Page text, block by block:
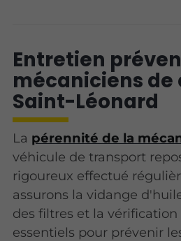
Entretien
mécaniciens de
Saint-Léonard
La pérennité de la
véhicule de transport
rigoureux effectué
assurons la vidange
des filtres et la vérification
essentiels pour prévenir